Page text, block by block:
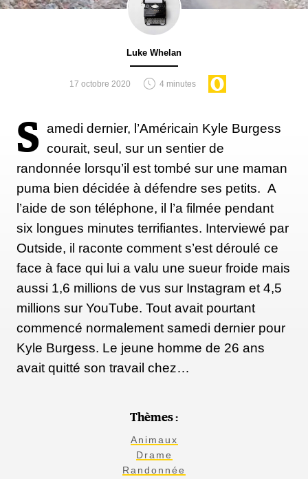
Luke Whelan
17 octobre 2020 4 minutes
S amedi dernier, l’Américain Kyle Burgess
courait, seul, sur un sentier de
randonnée lorsqu’il est tombé sur une maman
puma bien décidée à défendre ses petits. A
l’aide de son téléphone, il l’a filmée pendant
six longues minutes terrifiantes. Interviewé par
Outside, il raconte comment s’est déroulé ce
face à face qui lui a valu une sueur froide mais
aussi 1,6 millions de vus sur Instagram et 4,5
millions sur YouTube. Tout avait pourtant
commencé normalement samedi dernier pour
Kyle Burgess. Le jeune homme de 26 ans
avait quitté son travail chez…
Thèmes :
Animaux
Drame
Randonnée